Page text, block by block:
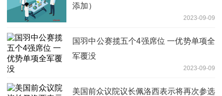
添加）
2023-09-09
国羽中公赛揽五个4强席位 一优势单项全
军覆没
2023-09-09
美国前众议院议长佩洛西表示将再次参选